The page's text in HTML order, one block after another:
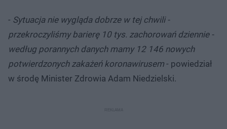
- Sytuacja nie wygląda dobrze w tej chwili -
przekroczyliśmy barierę 10 tys. zachorowań dziennie -
według porannych danych mamy 12 146 nowych
potwierdzonych zakażeń koronawirusem - powiedział
w środę Minister Zdrowia Adam Niedzielski.